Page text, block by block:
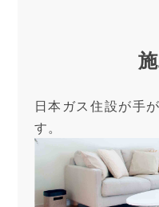
日本ガス住設が手
す。